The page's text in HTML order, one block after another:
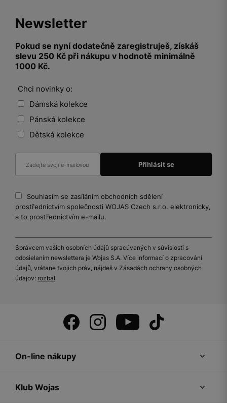
Newsletter
Pokud se nyní dodatečně zaregistruješ, získáš
slevu 250 Kč při nákupu v hodnotě minimálně
1000 Kč.
Chci novinky o:
Dámská kolekce
Pánská kolekce
Dětská kolekce
Souhlasím se zasíláním obchodních sdělení
prostřednictvím společnosti WOJAS Czech s.r.o. elektronicky,
a to prostřednictvím e-mailu.
Správcem vašich osobních údajů spracúvaných v súvislosti s
odosielaním newslettera je Wojas S.A. Více informací o zpracování
údajů, vrátane tvojich práv, nájdeš v Zásadách ochrany osobných
údajov: rozbal
On-line nákupy
Klub Wojas